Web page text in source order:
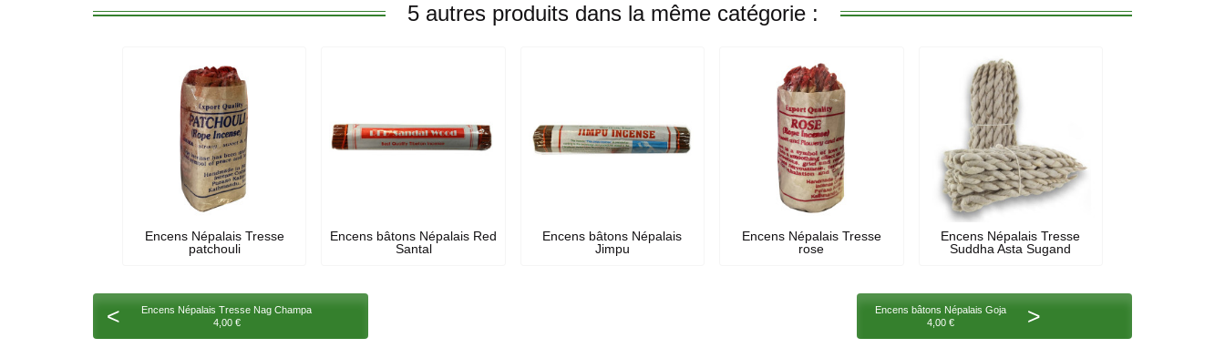
5 autres produits dans la même catégorie :
Encens Népalais Tresse
patchouli
Encens bâtons Népalais Red
Santal
Encens bâtons Népalais
Jimpu
Encens Népalais Tresse
rose
Encens Népalais Tresse
Suddha Asta Sugand
<
Encens Népalais Tresse Nag Champa
4,00 €
Encens bâtons Népalais Goja
4,00 €
>